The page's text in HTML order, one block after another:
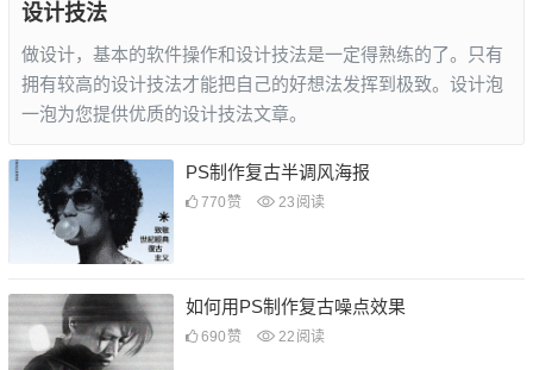
设计技法
做设计，基本的软件操作和设计技法是一定得熟练的了。只有
拥有较高的设计技法才能把自己的好想法发挥到极致。设计泡
一泡为您提供优质的设计技法文章。
PS制作复古半调风海报
770 赞 23 阅读
如何用PS制作复古噪点效果
690 赞 22 阅读